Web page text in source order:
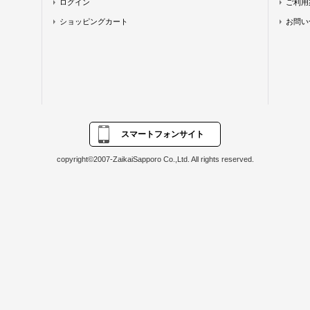
ログイン
ショッピングカート
ご利
お問
スマートフォンサイト
copyright©2007-ZaikaiSapporo Co.,Ltd. All rights reserved.